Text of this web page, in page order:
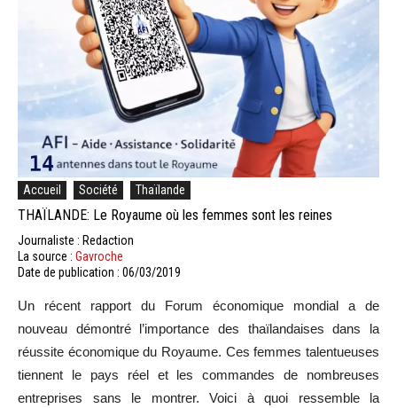
Accueil Société Thaïlande
THAÏLANDE: Le Royaume où les femmes sont les reines
Journaliste : Redaction
La source : Gavroche
Date de publication : 06/03/2019
Un récent rapport du Forum économique mondial a de
nouveau démontré l’importance des thaïlandaises dans la
réussite économique du Royaume. Ces femmes talentueuses
tiennent le pays réel et les commandes de nombreuses
entreprises sans le montrer. Voici à quoi ressemble la